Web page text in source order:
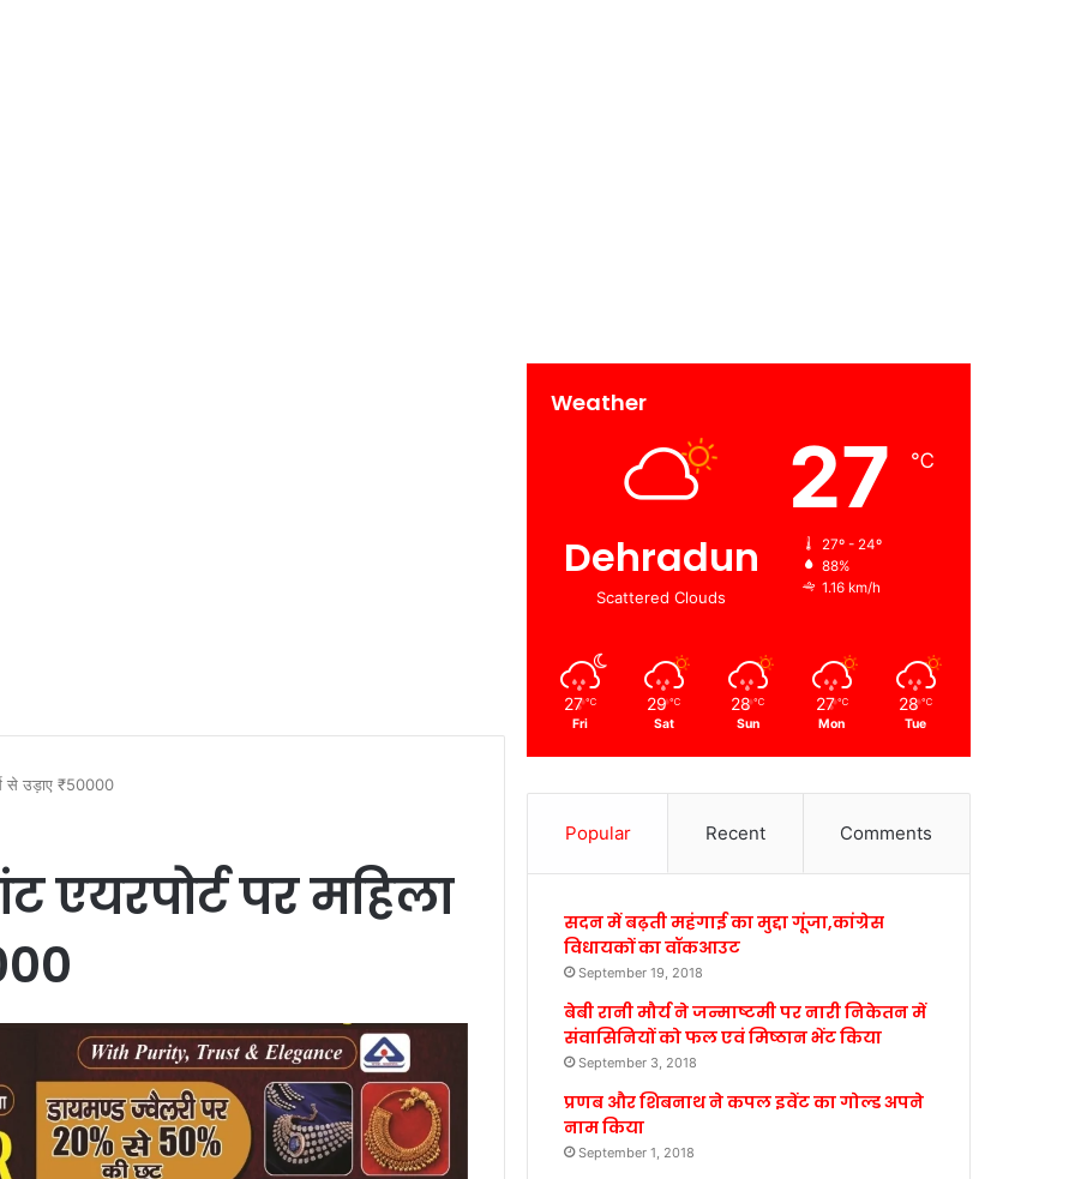
से उड़ाए ₹50000
एयरपोर्ट पर महिला
Weather
Dehradun
Scattered Clouds
27 ℃
27º - 24º
88%
1.16 km/h
27 ℃
Fri
29 ℃
Sat
28 ℃
Sun
27 ℃
Mon
28 ℃
Tue
Popular Recent Comments
सदन में बढ़ती महंगाई का मुद्दा गूंजा,कांग्रेस
विधायकों का वॉकआउट
September 19, 2018
बेबी रानी मौर्य ने जन्माष्टमी पर नारी निकेतन में
संवासिनियों को फल एवं मिष्ठान भेंट किया
September 3, 2018
प्रणब और शिबनाथ ने कपल इवेंट का गोल्ड अपने
नाम किया
September 1, 2018